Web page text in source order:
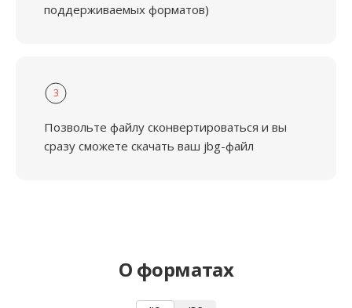
поддерживаемых форматов)
3
Позвольте файлу сконвертироваться и вы
сразу сможете скачать ваш jbg-файл
О форматах